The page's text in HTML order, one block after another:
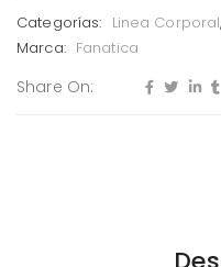
Categorías: Linea Corporal,
Marca: Fanatica
Share On: